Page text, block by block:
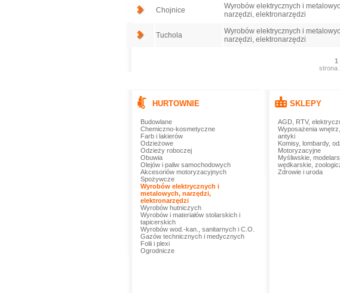
Chojnice
Wyrobów elektrycznych i
narzędzi, elektronarzędzi
Tuchola
Wyrobów elektrycznych i
narzędzi, elektronarzędzi
1
strona
HURTOWNIE
Budowlane
Chemiczno-kosmetyczne
Farb i lakierów
Odzieżowe
Odzieży roboczej
Obuwia
Olejów i paliw samochodowych
Akcesoriów motoryzacyjnych
Spożywcze
Wyrobów elektrycznych i
metalowych, narzędzi,
elektronarzędzi
Wyrobów hutniczych
Wyrobów i materiałów stolarskich i
tapicerskich
Wyrobów wod.-kan., sanitarnych i C.O.
Gazów technicznych i medycznych
Folii i plexi
Ogrodnicze
SKLEPY
AGD, RTV,
Wyposażenia
antyki
Komisy, lombardy,
Motoryzacyjne
Myśliwskie,
wędkarskie,
Zdrowie i uroda